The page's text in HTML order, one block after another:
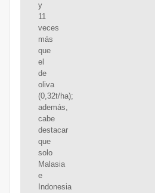
y
11
veces
más
que
el
de
oliva
(0,32t/ha);
además,
cabe
destacar
que
solo
Malasia
e
Indonesia